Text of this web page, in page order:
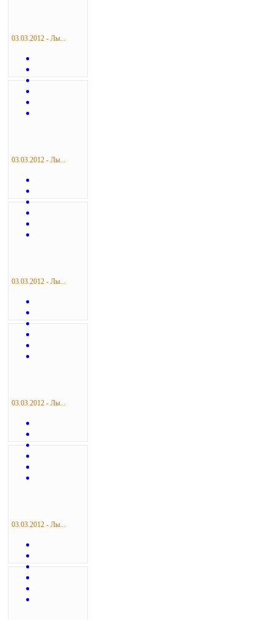
03.03.2012 - Лы...
03.03.2012 - Лы...
03.03.2012 - Лы...
03.03.2012 - Лы...
03.03.2012 - Лы...